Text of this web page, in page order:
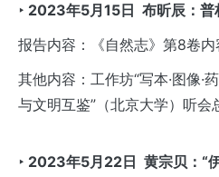
‣ 2023年5月15日 布昕辰：
报告内容：《自然志》第8卷内
其他内容：工作坊“写本·图像
与文明互鉴”（北京大学）听会
‣ 2023年5月22日 黄宗贝：“